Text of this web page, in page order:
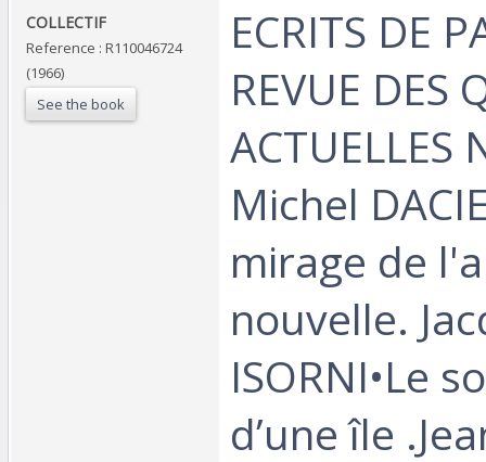
‎COLLECTIF‎
Reference : R110046724
(1966)
See the book
‎ECRITS DE
REVUE DES
ACTUELLES
Michel
mirage de
nouvelle.
ISORNI•Le
d’une île